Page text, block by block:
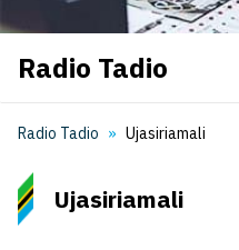
Radio Tadio
Radio Tadio Ujasiriamali
Ujasiriamali